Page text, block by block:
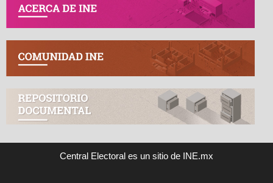
Central Electoral es un sitio de INE.mx